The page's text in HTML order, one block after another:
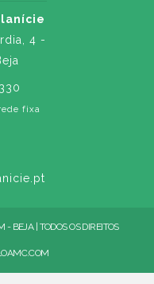
4 -
fixa
BEJA | TODOS OS DIREITOS